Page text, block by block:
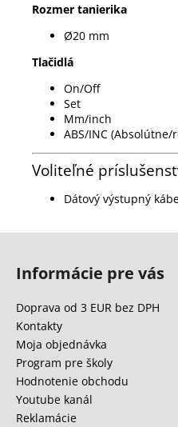
Rozmer tanierika
Ø20 mm
Tlačidlá
On/Off
Set
Mm/inch
ABS/INC (Absolútne/
Voliteľné
Dátový výstupný
Informácie pre vás
Doprava od 3 EUR bez DPH
Kontakty
Moja objednávka
Program pre školy
Hodnotenie obchodu
Youtube kanál
Reklamácie